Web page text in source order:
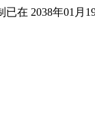
在 2038年01月